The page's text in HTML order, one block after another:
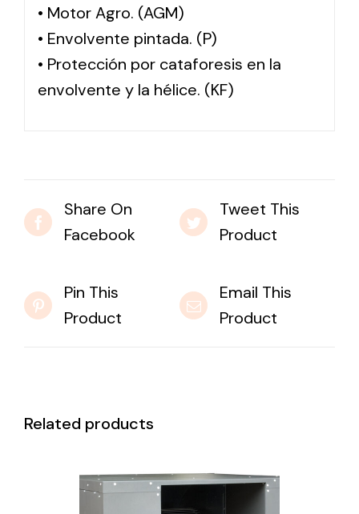
• Motor Agro. (AGM)
• Envolvente pintada. (P)
• Protección por cataforesis en la
envolvente y la hélice. (KF)
Share On
Facebook
Tweet This
Product
Pin This
Product
Email This
Product
Related products